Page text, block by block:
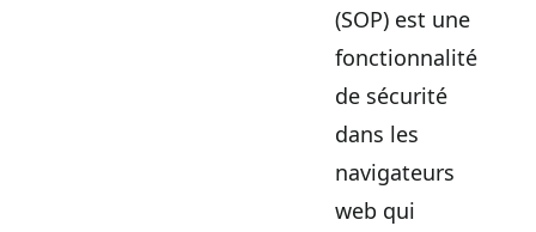
(SOP) est une
fonctionnalité
de sécurité
dans les
navigateurs
web qui